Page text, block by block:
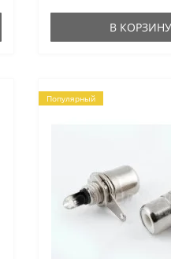
входов и выходов), DVD-
В КОРЗИНУ
Популярный